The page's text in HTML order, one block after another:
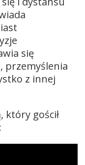
się
przemyślenia
z innej
, który gościł